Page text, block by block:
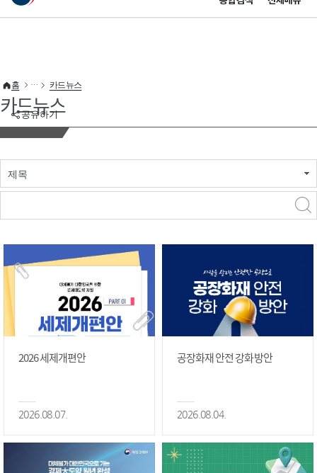
이 누리집은 대한민국 공식 전자정부 누리집입니다.
공유하기
홈 카드뉴스
카드뉴스
제목
2026 세제개편안
2026.08.07.
공장화재 안전 강화 방안
2026.08.04.